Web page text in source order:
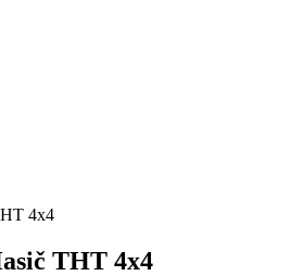
4x4
THT 4x4